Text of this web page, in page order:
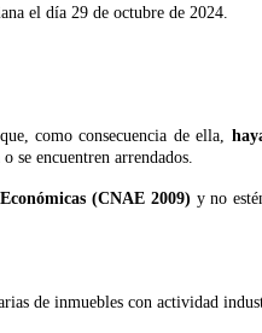
el día 29 de octubre de 2024.
como consecuencia de ella,
se encuentren arrendados.
(CNAE 2009) y no
de inmuebles con actividad